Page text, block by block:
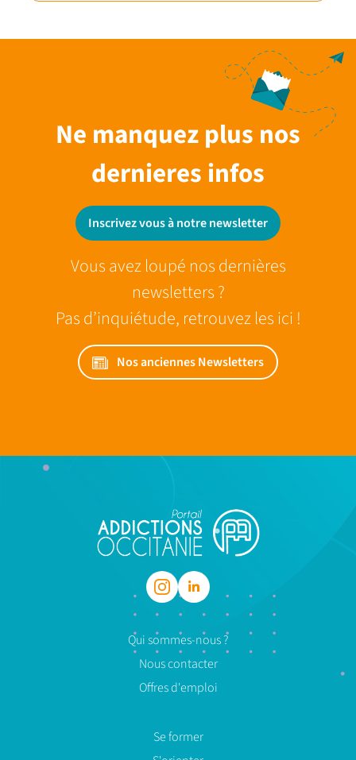
Ne manquez plus nos
dernieres infos
Inscrivez vous à notre newsletter
Vous avez loupé nos dernières
newsletters ?
Pas d’inquiétude, retrouvez les ici !
Nos anciennes Newsletters
Qui sommes-nous ?
Nous contacter
Offres d'emploi
Se former